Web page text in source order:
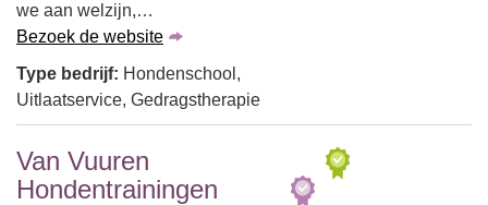
we aan welzijn,…
Bezoek de website
Type bedrijf: Hondenschool,
Uitlaatservice, Gedragstherapie
Van Vuuren
Hondentrainingen